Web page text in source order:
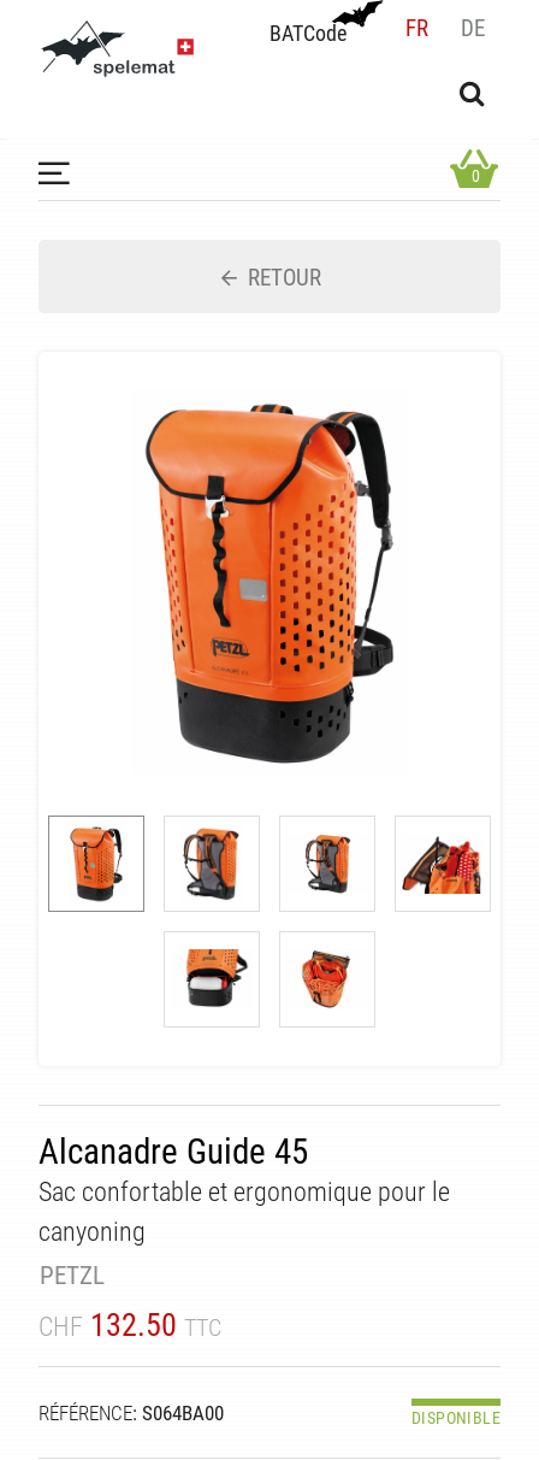
BATCode FR DE
BATCode
OK
0
RETOUR
Alcanadre Guide 45
Sac confortable et ergonomique pour le
canyoning
PETZL
CHF 132.50 TTC
RÉFÉRENCE: S064BA00 DISPONIBLE